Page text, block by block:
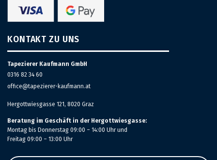
KONTAKT ZU UNS
Tapezierer Kaufmann GmbH
0316 82 34 60
office@tapezierer-kaufmann.at
Hergottwiesgasse 121, 8020 Graz
Beratung im Geschäft in der Hergottwiesgasse:
Montag bis Donnerstag 09:00 – 14:00 Uhr und
Freitag 09:00 – 13:00 Uhr